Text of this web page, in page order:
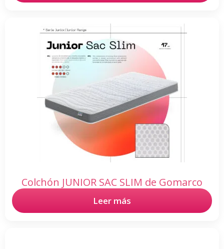
Colchón JUNIOR SAC SLIM de Gomarco
Leer más